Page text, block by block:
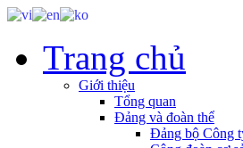
Trang chủ
Giới thiệu
Tổng quan
Đảng và đoàn thể
Đảng bộ Công